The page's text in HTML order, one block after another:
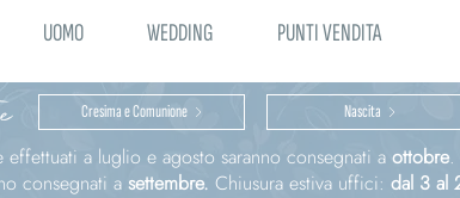
UOMO WEDDING PUNTI VENDITA
Cresima e Comunione Nascita
a luglio e agosto saranno consegnati a ottobre.
consegnati a settembre. Chiusura estiva uffici: dal 3 al